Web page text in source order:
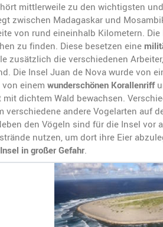
mittlerweile zu den wichtigsten
zwischen Madagaskar und
von rund eineinhalb Kilometern.
zu finden. Diese besetzen eine
zusätzlich die verschiedenen
Die Insel Juan de Nova wurde von
einem wunderschönen Korallenriff
dichtem Wald bewachsen.
verschiedene andere Vogelarten auf
den Vögeln sind für die Insel vor
nutzen, um dort ihre Eier
in großer Gefahr.